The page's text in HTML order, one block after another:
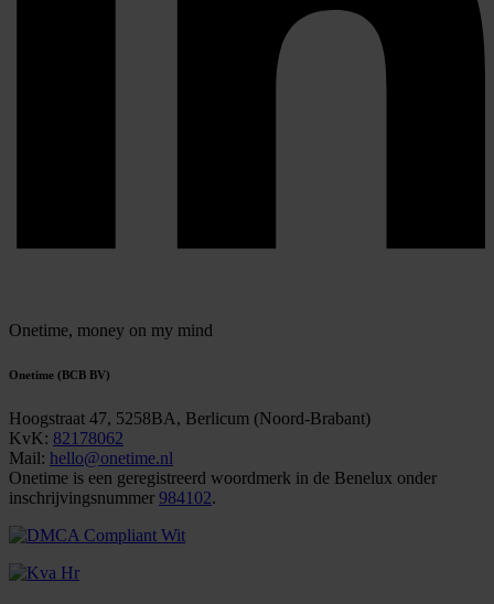
Onetime, money on my mind
Onetime (BCB BV)
Hoogstraat 47, 5258BA, Berlicum (Noord-Brabant)
KvK: 82178062
Mail: hello@onetime.nl
Onetime is een geregistreerd woordmerk in de Benelux onder
inschrijvingsnummer 984102.